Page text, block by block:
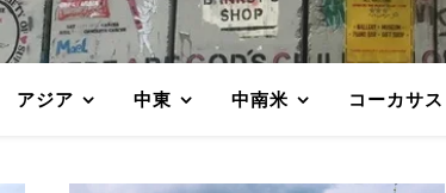
アジア 中東 中南米 コーカサス